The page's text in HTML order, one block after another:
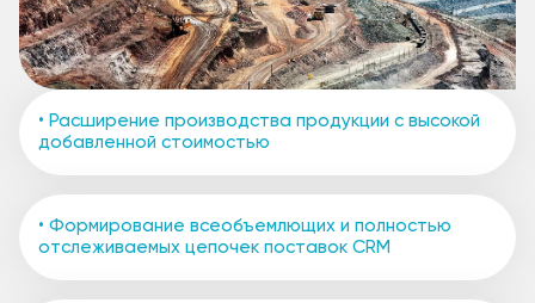
• Расширение производства продукции с высокой
добавленной стоимостью
• Формирование всеобъемлющих и полностью
отслеживаемых цепочек поставок CRM